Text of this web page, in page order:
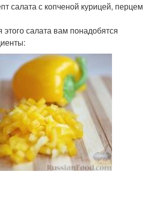
салата с копченой курицей, перцем
салата вам понадобятся